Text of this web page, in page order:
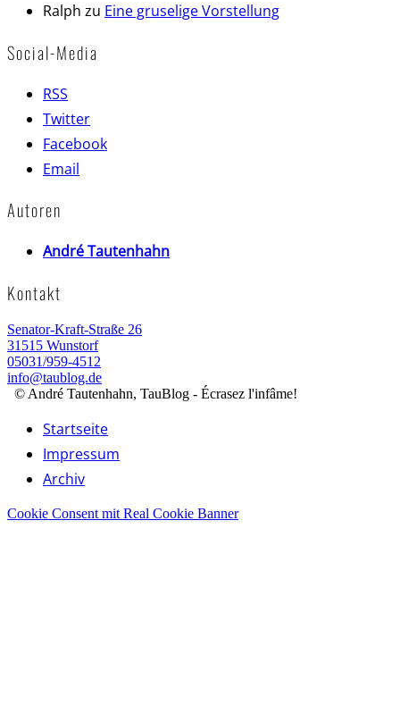
Ralph zu Eine gruselige Vorstellung
Social-Media
RSS
Twitter
Facebook
Email
Autoren
André Tautenhahn
Kontakt
Senator-Kraft-Straße 26
31515 Wunstorf
05031/959-4512
info@taublog.de
© André Tautenhahn, TauBlog - Écrasez l'infâme!
Startseite
Impressum
Archiv
Cookie Consent mit Real Cookie Banner